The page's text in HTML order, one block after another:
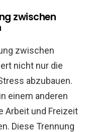
zwischen
zwischen
nicht nur die
abzubauen.
in einem anderen
Arbeit und Freizeit
Diese Trennung